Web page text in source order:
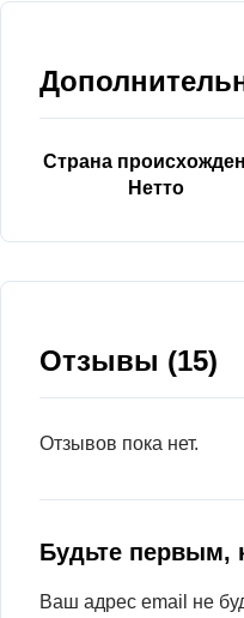
Страна
Нетто
Отзывы (15)
Отзывов пока нет.
Будьте первым,
Ваш адрес email не